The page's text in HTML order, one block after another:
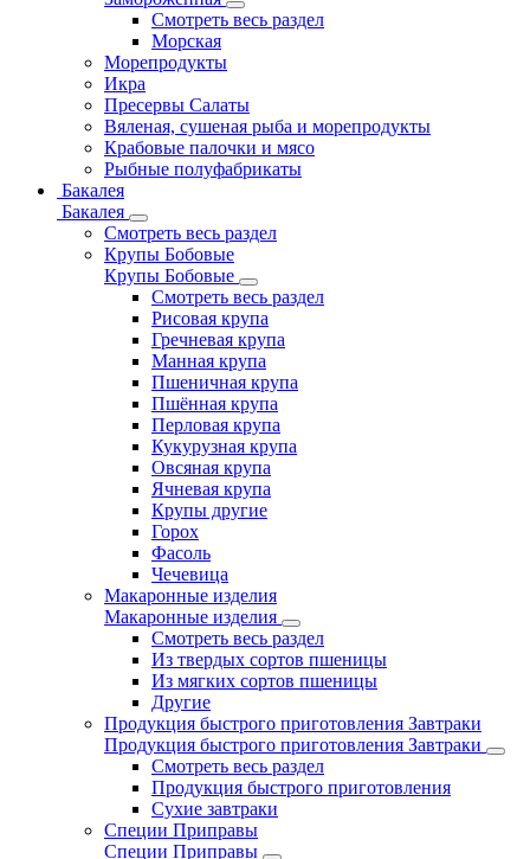
Смотреть весь раздел
Морская
Морепродукты
Икра
Пресервы Салаты
Вяленая, сушеная рыба и морепродукты
Крабовые палочки и мясо
Рыбные полуфабрикаты
Бакалея
Бакалея
Смотреть весь раздел
Крупы Бобовые
Крупы Бобовые
Смотреть весь раздел
Рисовая крупа
Гречневая крупа
Манная крупа
Пшеничная крупа
Пшённая крупа
Перловая крупа
Кукурузная крупа
Овсяная крупа
Ячневая крупа
Крупы другие
Горох
Фасоль
Чечевица
Макаронные изделия
Макаронные изделия
Смотреть весь раздел
Из твердых сортов пшеницы
Из мягких сортов пшеницы
Другие
Продукция быстрого приготовления Завтраки
Продукция быстрого приготовления Завтраки
Смотреть весь раздел
Продукция быстрого приготовления
Сухие завтраки
Специи Приправы
Специи Приправы